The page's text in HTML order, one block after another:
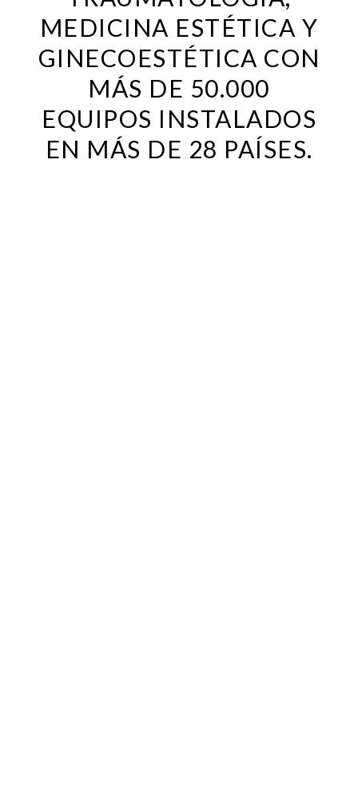
MEDICINA ESTÉTICA Y
GINECOESTÉTICA CON
MÁS DE 50.000
EQUIPOS INSTALADOS
EN MÁS DE 28 PAÍSES.